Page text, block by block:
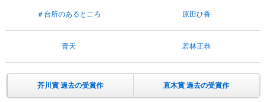
＃台所のあるところ 原田ひ香
青天 若林正恭
芥川賞 過去の受賞作 直木賞 過去の受賞作